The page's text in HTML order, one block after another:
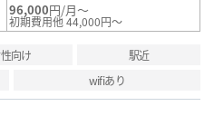
96,000円/月～
初期費用他 44,000円～
向け
駅近
wifiあり